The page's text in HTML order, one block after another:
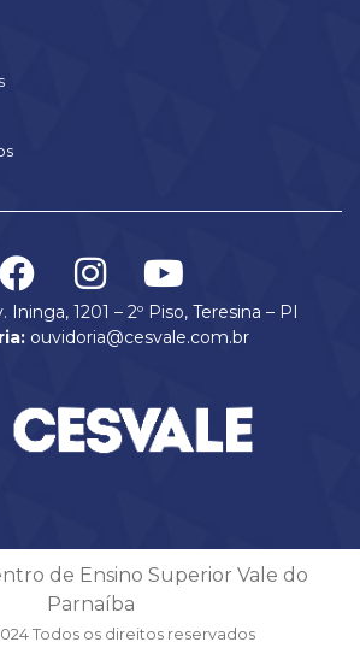
Ininga, 1201 – 2º Piso, Teresina – PI
ouvidoria@cesvale.com.br
de Ensino Superior Vale do
Parnaíba
Todos os direitos reservados